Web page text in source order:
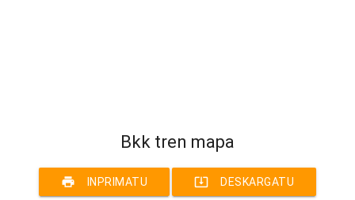
Bkk tren mapa
print INPRIMATU system_update_alt DESKARGATU